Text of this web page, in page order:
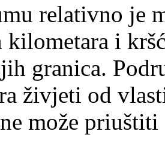
relativno je
kilometara i
granica.
živjeti od
može